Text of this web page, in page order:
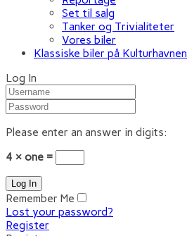
Set til salg
Tanker og Trivialiteter
Vores biler
Klassiske biler på Kulturhavnen
Log In
Please enter an answer in digits:
4 × one =
Remember Me
Lost your password?
Register